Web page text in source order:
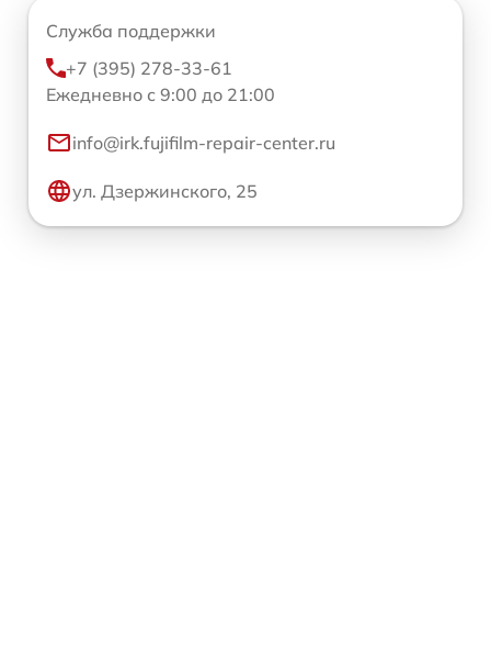
Служба поддержки
+7 (395) 278-33-61
Ежедневно с 9:00 до 21:00
info@irk.fujifilm-repair-center.ru
ул. Дзержинского, 25